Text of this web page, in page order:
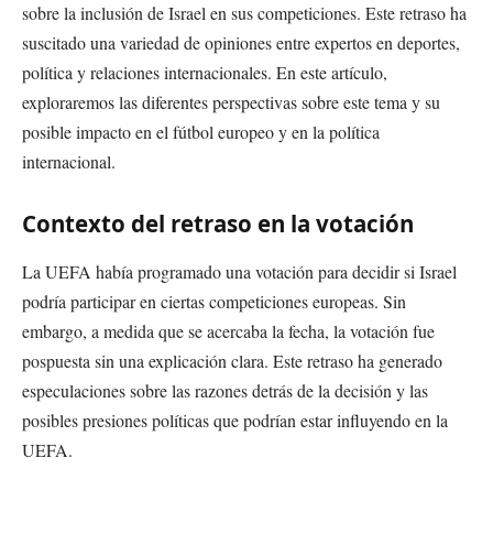
sobre la inclusión de Israel en sus competiciones. Este retraso ha
suscitado una variedad de opiniones entre expertos en deportes,
política y relaciones internacionales. En este artículo,
exploraremos las diferentes perspectivas sobre este tema y su
posible impacto en el fútbol europeo y en la política
internacional.
Contexto del retraso en la votación
La UEFA había programado una votación para decidir si Israel
podría participar en ciertas competiciones europeas. Sin
embargo, a medida que se acercaba la fecha, la votación fue
pospuesta sin una explicación clara. Este retraso ha generado
especulaciones sobre las razones detrás de la decisión y las
posibles presiones políticas que podrían estar influyendo en la
UEFA.